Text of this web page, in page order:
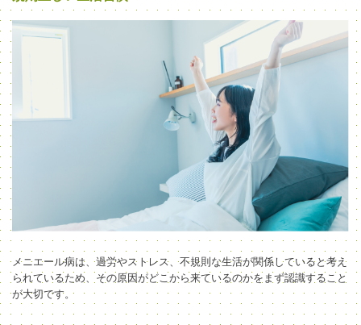
メニエール病は、過労やストレス、不規則な生活が関係していると考え
られているため、その原因がどこから来ているのかをまず認識すること
が大切です。